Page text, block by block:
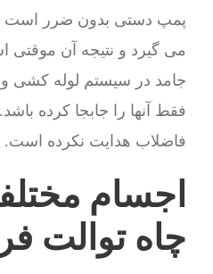
پمپ دستی بدون ضرر است
می گیرد و نتیجه آن موقتی
جامد در سیستم لوله کشی
فقط آنها را جابجا کرده
فاضلاب هدایت نکرده است.
اجسام
چاه توالت